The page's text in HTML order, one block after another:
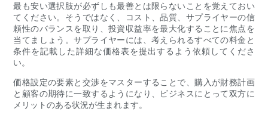
最も安い選択肢が必ずしも最善とは限らないことを覚えておい
てください。そうではなく、コスト、品質、サプライヤーの信
頼性のバランスを取り、投資収益率を最大化することに焦点を
当てましょう。サプライヤーには、考えられるすべての料金と
条件を記載した詳細な価格表を提出するよう依頼してくださ
い。
価格設定の要素と交渉をマスターすることで、購入が財務計画
と顧客の期待に一致するようになり、ビジネスにとって双方に
メリットのある状況が生まれます。